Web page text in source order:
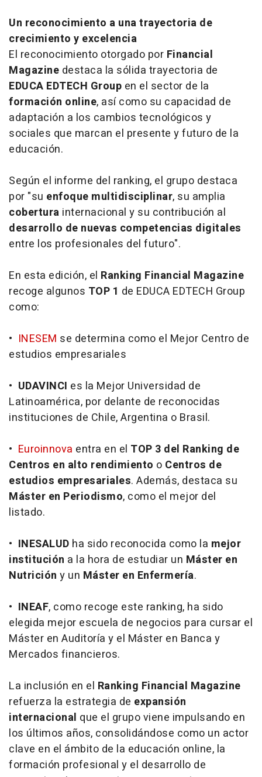
Un reconocimiento a una trayectoria de
crecimiento y excelencia
El reconocimiento otorgado por Financial
Magazine destaca la sólida trayectoria de
EDUCA EDTECH Group en el sector de la
formación online, así como su capacidad de
adaptación a los cambios tecnológicos y
sociales que marcan el presente y futuro de la
educación.
Según el informe del ranking, el grupo destaca
por "su enfoque multidisciplinar, su amplia
cobertura internacional y su contribución al
desarrollo de nuevas competencias digitales
entre los profesionales del futuro".
En esta edición, el Ranking Financial Magazine
recoge algunos TOP 1 de EDUCA EDTECH Group
como:
• INESEM se determina como el Mejor Centro de
estudios empresariales
• UDAVINCI es la Mejor Universidad de
Latinoamérica, por delante de reconocidas
instituciones de Chile, Argentina o Brasil.
• Euroinnova entra en el TOP 3 del Ranking de
Centros en alto rendimiento o Centros de
estudios empresariales. Además, destaca su
Máster en Periodismo, como el mejor del
listado.
• INESALUD ha sido reconocida como la mejor
institución a la hora de estudiar un Máster en
Nutrición y un Máster en Enfermería.
• INEAF, como recoge este ranking, ha sido
elegida mejor escuela de negocios para cursar el
Máster en Auditoría y el Máster en Banca y
Mercados financieros.
La inclusión en el Ranking Financial Magazine
refuerza la estrategia de expansión
internacional que el grupo viene impulsando en
los últimos años, consolidándose como un actor
clave en el ámbito de la educación online, la
formación profesional y el desarrollo de